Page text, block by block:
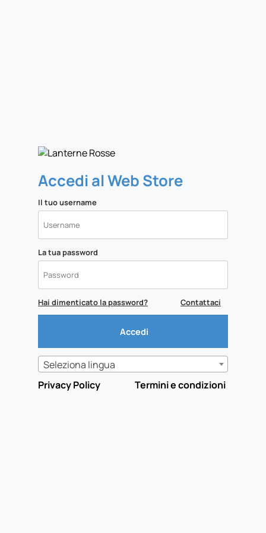
Accedi al Web Store
Il tuo username
La tua password
Hai dimenticato la password? Contattaci
Seleziona lingua
Privacy Policy
Termini e condizioni